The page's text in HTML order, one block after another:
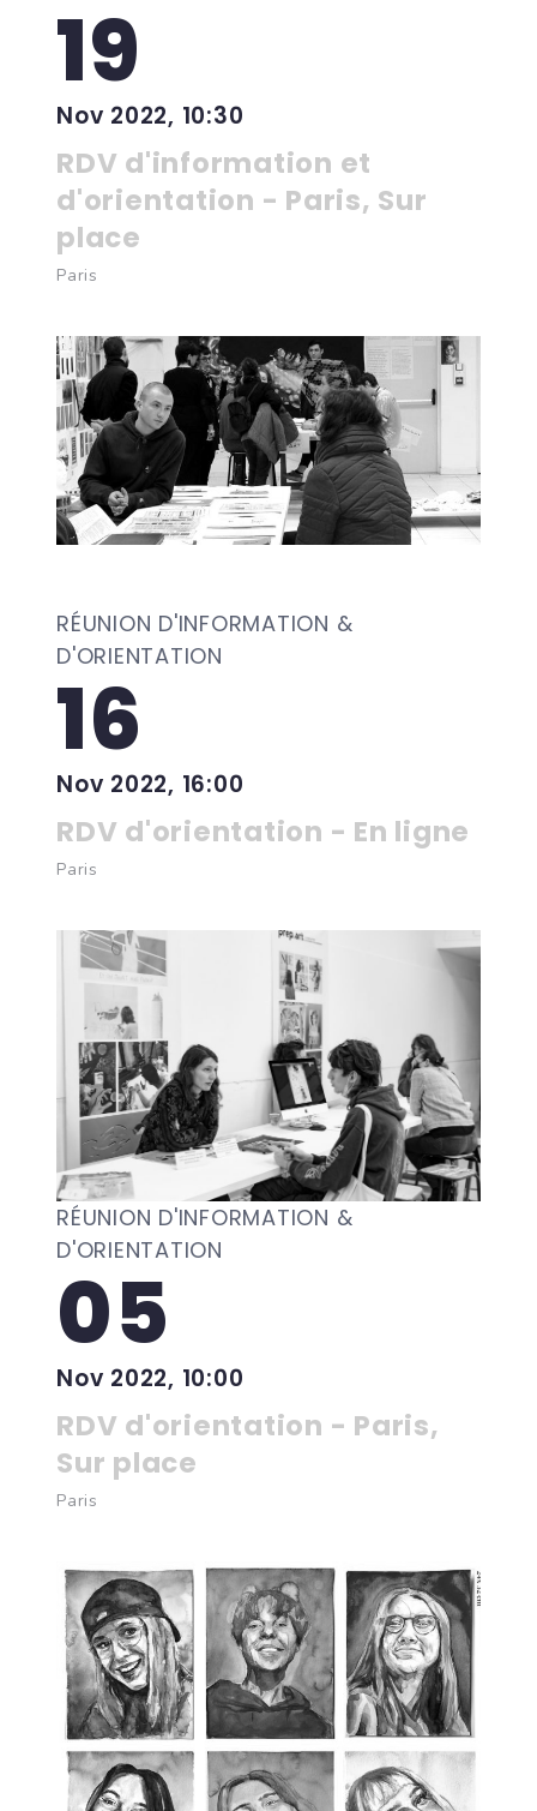
19
Nov 2022, 10:30
RDV d'information et
d'orientation - Paris, Sur
place
Paris
RÉUNION D'INFORMATION &
D'ORIENTATION
16
Nov 2022, 16:00
RDV d'orientation - En ligne
Paris
RÉUNION D'INFORMATION &
D'ORIENTATION
05
Nov 2022, 10:00
RDV d'orientation - Paris,
Sur place
Paris